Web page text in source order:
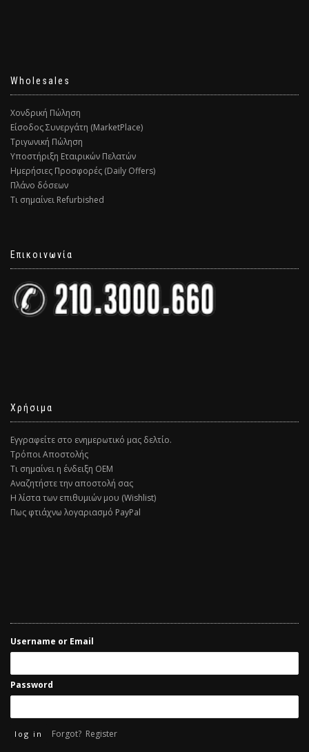
Wholesales
Χονδρική Πώληση
Είσοδος Συνεργάτη (MarketPlace)
Τριγωνική Πώληση
Υποστήριξη Εταιρικών Πελατών
Ημερήσιες Προσφορές (Daily Offers)
Πλάνο δόσεων
Τι σημαίνει Refurbished
Επικοινωνία
Χρήσιμα
Εγγραφείτε στο ενημερωτικό μας δελτίο.
Τρόποι Αποστολής
Τι σημαίνει η ένδειξη ΟΕΜ
Αναζητήστε την αποστολή σας
Η λίστα των επιθυμιών μου (Wishlist)
Πως φτιάχνω λογαριασμό PayPal
Username or Email
Password
Forgot? Register